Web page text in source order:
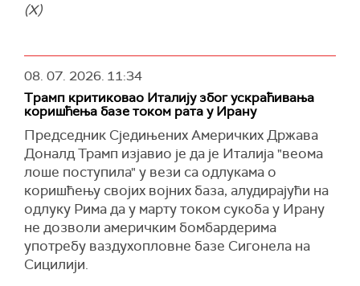
(X)
08. 07. 2026. 11:34
Трамп критиковао Италију због ускраћивања
коришћења базе током рата у Ирану
Председник Сједињених Америчких Држава
Доналд Трамп изјавио је да је Италија "веома
лоше поступила" у вези са одлукама о
коришћењу својих војних база, алудирајући на
одлуку Рима да у марту током сукоба у Ирану
не дозволи америчким бомбардерима
употребу ваздухопловне базе Сигонела на
Сицилији.